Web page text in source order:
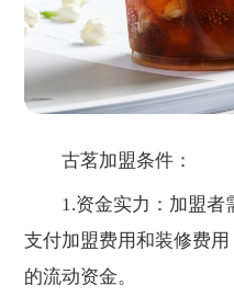
古茗加盟条件：
1.资金实力：加盟者
支付加盟费用和装修费
的流动资金。